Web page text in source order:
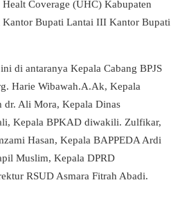
Coverage (UHC) Kabupaten
Kantor Bupati Lantai III Kantor Bupati
di antaranya Kepala Cabang BPJS
Harie Wibawah.A.Ak, Kepala
dr. Ali Mora, Kepala Dinas
Kepala BPKAD diwakili. Zulfikar,
Hasan, Kepala BAPPEDA Ardi
Muslim, Kepala DPRD
RSUD Asmara Fitrah Abadi.